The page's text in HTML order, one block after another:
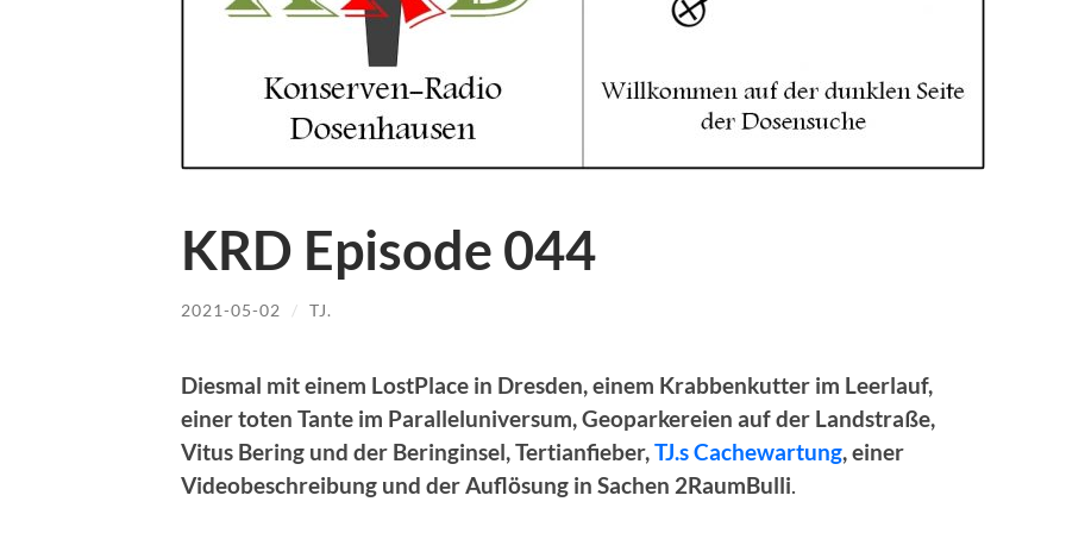
KRD Episode 044
2021-05-02 / TJ.
Diesmal mit einem LostPlace in Dresden, einem Krabbenkutter im Leerlauf,
einer toten Tante im Paralleluniversum, Geoparkereien auf der Landstraße,
Vitus Bering und der Beringinsel, Tertianfieber,TJ.s Cachewartung, einer
Videobeschreibung und der Auflösung in Sachen 2RaumBulli.